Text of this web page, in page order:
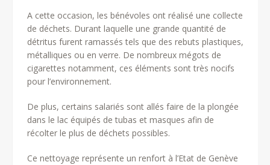
A cette occasion, les bénévoles ont réalisé une collecte
de déchets. Durant laquelle une grande quantité de
détritus furent ramassés tels que des rebuts plastiques,
métalliques ou en verre. De nombreux mégots de
cigarettes notamment, ces éléments sont très nocifs
pour l’environnement.
De plus, certains salariés sont allés faire de la plongée
dans le lac équipés de tubas et masques afin de
récolter le plus de déchets possibles.
Ce nettoyage représente un renfort à l’Etat de Genève